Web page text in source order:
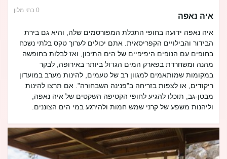
איה נאפה
0 בתי מלון
איה נאפה ידועה בחופי התכלת המפורסמים שלה, והיא גם בירת
הבידור והבילויים הקפריסאית. אתם יכולים לערוך טקס בלתי נשכח
בחופים עם הנופים היפיפיים של הים התיכון, ואז לבלות בחופשה
מהנה ומשחררת בפארק המים הגדול ביותר באירופה, לבקר
במקומות שמותאמים למגוון רב של טעמים, להינות מערב במועדון
ריקודים, או לצפות בזריחה ב"פנינה השבחורה". אם תרצו להינות
מבטן-גב, תוכלו להגיע לחופי הקטיפה השקטים של איה נאפה,
וליהנות משפע של קרני שמש חמות ולהירגע במי הים הצוננים.